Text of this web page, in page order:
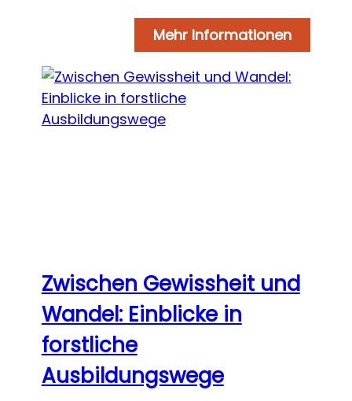
Mehr Informationen
Zwischen Gewissheit und
Wandel: Einblicke in
forstliche
Ausbildungswege